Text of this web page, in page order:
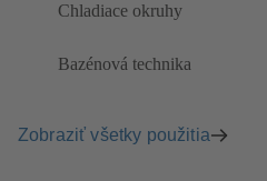
Chladiace okruhy
Bazénová technika
Zobraziť všetky použitia